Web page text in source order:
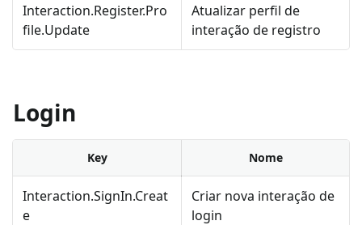
Interaction.Register.Pro
file.Update
Atualizar perfil de
interação de registro
Login
Key Nome
Interaction.SignIn.Creat
e
Criar nova interação de
login